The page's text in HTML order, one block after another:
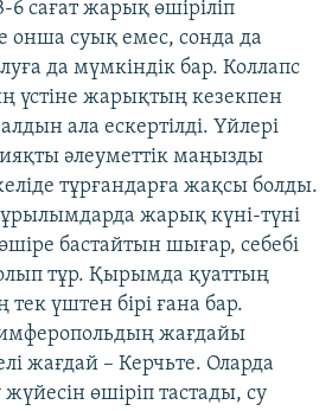
6 сағат жарық өшіріліп
онша суық емес, сонда да
да мүмкіндік бар. Коллапс
үстіне жарықтың кезекпен
ала ескертілді. Үйлері
әлеуметтік маңызды
тұрғандарға жақсы болды.
жарық күні-түні
бастайтын шығар, себебі
тұр. Қырымда қуаттың
тек үштен бірі ғана бар.
жағдайы
жағдай – Керчьте. Оларда
өшіріп тастады, су